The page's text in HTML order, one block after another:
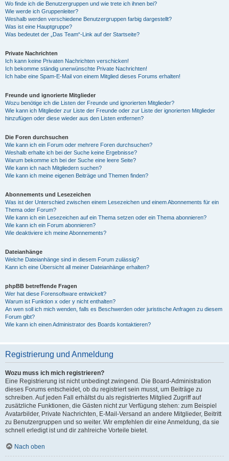
Wo finde ich die Benutzergruppen und wie trete ich ihnen bei?
Wie werde ich Gruppenleiter?
Weshalb werden verschiedene Benutzergruppen farbig dargestellt?
Was ist eine Hauptgruppe?
Was bedeutet der „Das Team“-Link auf der Startseite?
Private Nachrichten
Ich kann keine Privaten Nachrichten verschicken!
Ich bekomme ständig unerwünschte Private Nachrichten!
Ich habe eine Spam-E-Mail von einem Mitglied dieses Forums erhalten!
Freunde und ignorierte Mitglieder
Wozu benötige ich die Listen der Freunde und ignorierten Mitglieder?
Wie kann ich Mitglieder zur Liste der Freunde oder zur Liste der ignorierten Mitglieder
hinzufügen oder diese wieder aus den Listen entfernen?
Die Foren durchsuchen
Wie kann ich ein Forum oder mehrere Foren durchsuchen?
Weshalb erhalte ich bei der Suche keine Ergebnisse?
Warum bekomme ich bei der Suche eine leere Seite?
Wie kann ich nach Mitgliedern suchen?
Wie kann ich meine eigenen Beiträge und Themen finden?
Abonnements und Lesezeichen
Was ist der Unterschied zwischen einem Lesezeichen und einem Abonnements für ein
Thema oder Forum?
Wie kann ich ein Lesezeichen auf ein Thema setzen oder ein Thema abonnieren?
Wie kann ich ein Forum abonnieren?
Wie deaktiviere ich meine Abonnements?
Dateianhänge
Welche Dateianhänge sind in diesem Forum zulässig?
Kann ich eine Übersicht all meiner Dateianhänge erhalten?
phpBB betreffende Fragen
Wer hat diese Forensoftware entwickelt?
Warum ist Funktion x oder y nicht enthalten?
An wen soll ich mich wenden, falls es Beschwerden oder juristische Anfragen zu diesem
Forum gibt?
Wie kann ich einen Administrator des Boards kontaktieren?
Registrierung und Anmeldung
Wozu muss ich mich registrieren?
Eine Registrierung ist nicht unbedingt zwingend. Die Board-Administration
dieses Forums entscheidet, ob du registriert sein musst, um Beiträge zu
schreiben. Auf jeden Fall erhältst du als registriertes Mitglied Zugriff auf
zusätzliche Funktionen, die Gästen nicht zur Verfügung stehen: zum Beispiel
Avatarbilder, Private Nachrichten, E-Mail-Versand an andere Mitglieder, Beitritt
zu Benutzergruppen und so weiter. Wir empfehlen dir eine Anmeldung, da sie
schnell erledigt ist und dir zahlreiche Vorteile bietet.
Nach oben